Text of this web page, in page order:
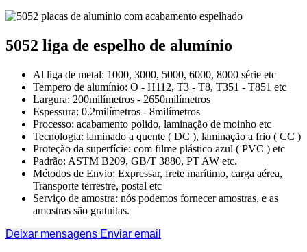
5052 liga de espelho de alumínio
Al liga de metal: 1000, 3000, 5000, 6000, 8000 série etc
Tempero de alumínio: O - H112, T3 - T8, T351 - T851 etc
Largura: 200milímetros - 2650milímetros
Espessura: 0.2milímetros - 8milímetros
Processo: acabamento polido, laminação de moinho etc
Tecnologia: laminado a quente ( DC ), laminação a frio ( CC )
Proteção da superfície: com filme plástico azul ( PVC ) etc
Padrão: ASTM B209, GB/T 3880, PT AW etc.
Métodos de Envio: Expressar, frete marítimo, carga aérea,
Transporte terrestre, postal etc
Serviço de amostra: nós podemos fornecer amostras, e as
amostras são gratuitas.
Deixar mensagens Enviar email